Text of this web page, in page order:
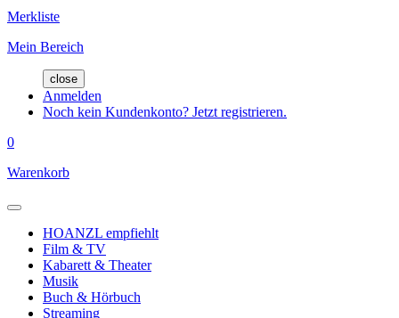
Merkliste
Mein Bereich
close
Anmelden
Noch kein Kundenkonto? Jetzt registrieren.
0
Warenkorb
HOANZL empfiehlt
Film & TV
Kabarett & Theater
Musik
Buch & Hörbuch
Streaming